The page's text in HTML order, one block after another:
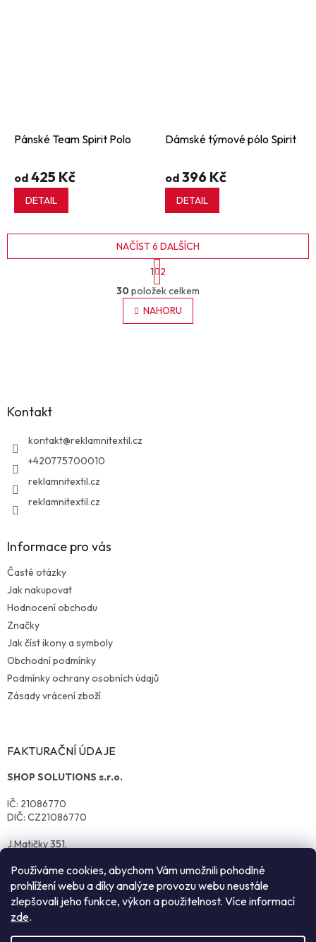
Používáme cookies, abychom Vám umožnili pohodlné
prohlížení webu a díky analýze provozu webu neustále
zlepšovali jeho funkce, výkon a použitelnost. Více informací
zde.
Pánské Team Spirit Polo
od 425 Kč
DETAIL
Dámské týmové pólo Spirit
od 396 Kč
DETAIL
O
v
l
á
NAČÍST 6 DALŠÍCH
S
t
r
á
n
k
1
2
30položek celkem
NAHORU
Kontakt
kontakt@reklamnitextil.cz
+420775700010
reklamnitextil.cz
reklamnitextil.cz
Informace pro vás
Časté otázky
Jak nakupovat
Hodnocení obchodu
Značky
Jak číst ikony a symboly
Obchodní podmínky
Podmínky ochrany osobních údajů
Zásady vrácení zboží
FAKTURAČNÍ ÚDAJE
SHOP SOLUTIONS s.r.o.
IČ: 21086770
DIČ: CZ21086770
J.Matičky 351,